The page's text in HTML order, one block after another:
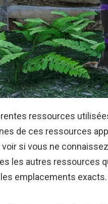
ressources
de ces ressources
si vous ne
les autres ressources
emplacements exacts.